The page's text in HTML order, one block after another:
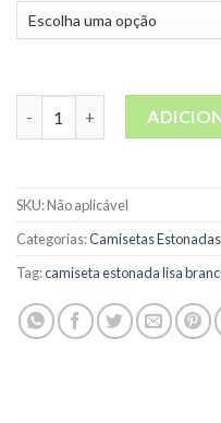
Camiseta Marmorizada
SKU:Não aplicável
Categorias:Camisetas Estonadas
Tag:camiseta estonada lisa